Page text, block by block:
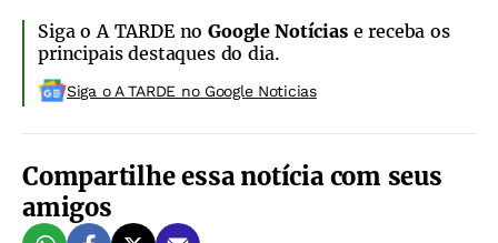
Siga o A TARDE noGoogle Notíciase receba os
principais destaques do dia.
Siga o A TARDE no Google Noticias
Compartilhe essa notícia com seus
amigos